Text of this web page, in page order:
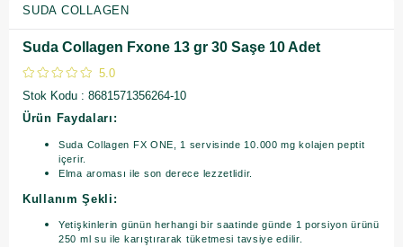
SUDA COLLAGEN
Suda Collagen Fxone 13 gr 30 Saşe 10 Adet
5.0
Stok Kodu
8681571356264-10
Ürün Faydaları:
Suda Collagen FX ONE, 1 servisinde 10.000 mg kolajen peptit
içerir.
Elma aroması ile son derece lezzetlidir.
Kullanım Şekli:
Yetişkinlerin günün herhangi bir saatinde günde 1 porsiyon ürünü
250 ml su ile karıştırarak tüketmesi tavsiye edilir.